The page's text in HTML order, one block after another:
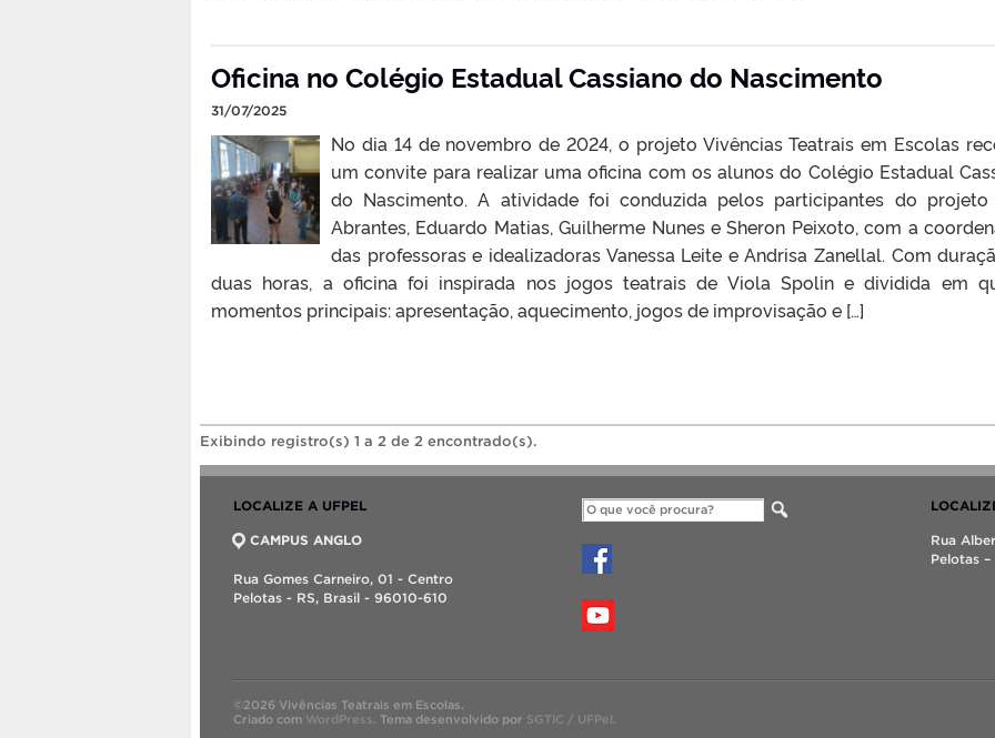
Oficina no Colégio Estadual Cassiano do Nascimento
31/07/2025
No dia 14 de novembro de 2024, o projeto Vivências Teatrais em Escolas
um convite para realizar uma oficina com os alunos do Colégio Estadual
do Nascimento. A atividade foi conduzida pelos participantes do projeto
Abrantes, Eduardo Matias, Guilherme Nunes e Sheron Peixoto, com a
das professoras e idealizadoras Vanessa Leite e Andrisa Zanellal. Com
duas horas, a oficina foi inspirada nos jogos teatrais de Viola Spolin e dividida em
momentos principais: apresentação, aquecimento, jogos de improvisação e […]
Exibindo registro(s) 1 a 2 de 2 encontrado(s).
LOCALIZE A UFPEL
CAMPUS ANGLO
Rua Gomes Carneiro, 01 - Centro
Pelotas - RS, Brasil - 96010-610
Rua
Pelotas
©2026 Vivências Teatrais em Escolas.
Criado com WordPress. Tema desenvolvido por SGTIC / UFPel.